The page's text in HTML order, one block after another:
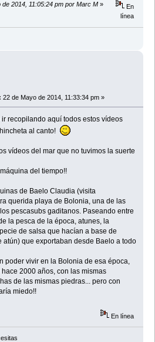
2014, 11:05:24 pm por Marc M »
En
línea
22 de Mayo de 2014, 11:33:34 pm »
recopilando aquí todos estos vídeos
al canto!
vídeos del mar que no tuvimos la suerte
del tiempo!!
de Baelo Claudia (visita
querida playa de Bolonia, una de las
pescasubs gaditanos. Paseando entre
la pesca de la época, atunes, la
de salsa que hacían a base de
atún) que exportaban desde Baelo a todo
poder vivir en la Bolonia de esa época,
2000 años, con las mismas
de las mismas piedras... pero con
miedo!!
En línea